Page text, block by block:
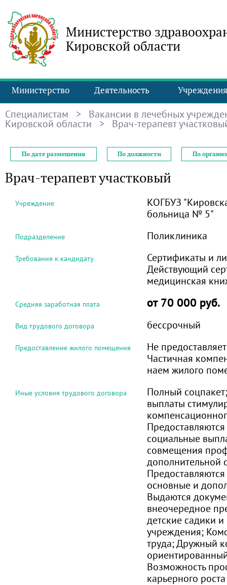
Министерство
Кировской области
Министерство Деятельность Учреждения
Специалистам > Вакансии в лечебных
Кировской области > Врач-терапевт
По дате размещения По должности По
Врач-терапевт участковый
Учреждение
КОГБУЗ
больница № 5"
Подразделение Поликлиника
Требования к кандидату
Сертификаты и
Действующий
медицинская
Средняя заработная плата от 70 000 руб.
Вид трудового договора бессрочный
Предоставление жилого помещения
Не
Частичная
наем жилого
Иные условия трудового договора
Полный
выплаты
социальные
совмещения
дополнительной
основные и
Выдаются
внеочередное
детские садики
учреждения;
труда; Дружный
Возможность
карьерного роста